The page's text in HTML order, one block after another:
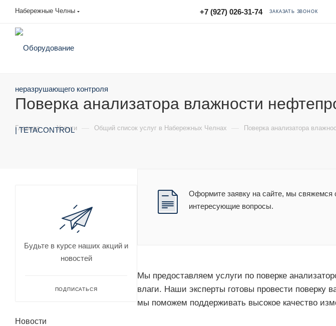
Набережные Челны +7 (927) 026-31-74 ЗАКАЗАТЬ ЗВОНОК
Поверка анализатора влажности
Главная — Услуги — Общий список услуг в Набережных Челнах — Поверка анализатора
Оформите заявку на сайте, мы
интересующие вопросы.
Мы предоставляем услуги по поверке
влаги. Наши эксперты готовы провести поверку
мы поможем поддерживать высокое качество
Будьте в курсе наших акций и
новостей
ПОДПИСАТЬСЯ
Новости